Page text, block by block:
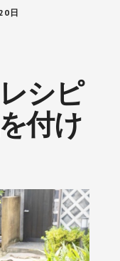
日
シピ
付け